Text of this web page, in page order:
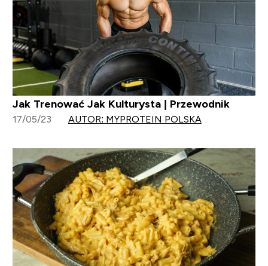
Jak Trenować Jak Kulturysta | Przewodnik
17/05/23 AUTOR: MYPROTEIN POLSKA